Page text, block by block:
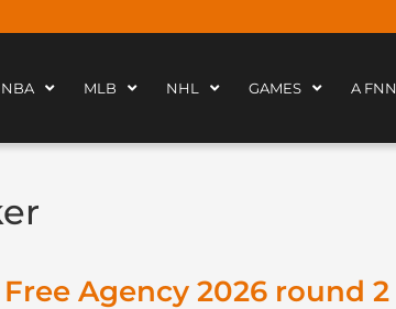
NBA MLB NHL GAMES A FNN
Agency 2026 round 2